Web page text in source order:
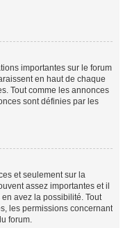
importantes sur le forum
en haut de chaque
Tout comme les annonces
sont définies par les
et seulement sur la
assez importantes et il
avez la possibilité. Tout
les permissions concernant
forum.